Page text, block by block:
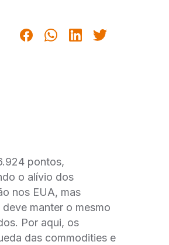
pontos,
o alívio dos
nos EUA, mas
manter o mesmo
Por aqui, os
das commodities e